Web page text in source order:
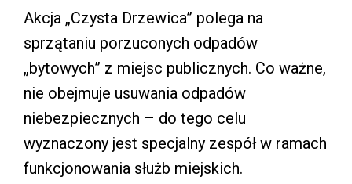
Akcja „Czysta Drzewica” polega na
sprzątaniu porzuconych odpadów
„bytowych” z miejsc publicznych. Co ważne,
nie obejmuje usuwania odpadów
niebezpiecznych – do tego celu
wyznaczony jest specjalny zespół w ramach
funkcjonowania służb miejskich.